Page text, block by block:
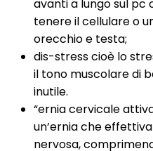
avanti a lungo sul
tenere il cellulare o
orecchio e testa;
dis-stress cioè lo
il tono muscolare di
inutile.
“ernia cervicale
un’ernia che
nervosa,